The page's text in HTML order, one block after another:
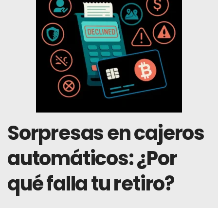
Sorpresas en cajeros
automáticos: ¿Por
qué falla tu retiro?